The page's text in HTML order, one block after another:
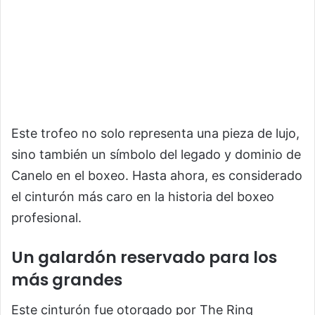
Este trofeo no solo representa una pieza de lujo,
sino también un símbolo del legado y dominio de
Canelo en el boxeo. Hasta ahora, es considerado
el cinturón más caro en la historia del boxeo
profesional.
Un galardón reservado para los
más grandes
Este cinturón fue otorgado por The Ring